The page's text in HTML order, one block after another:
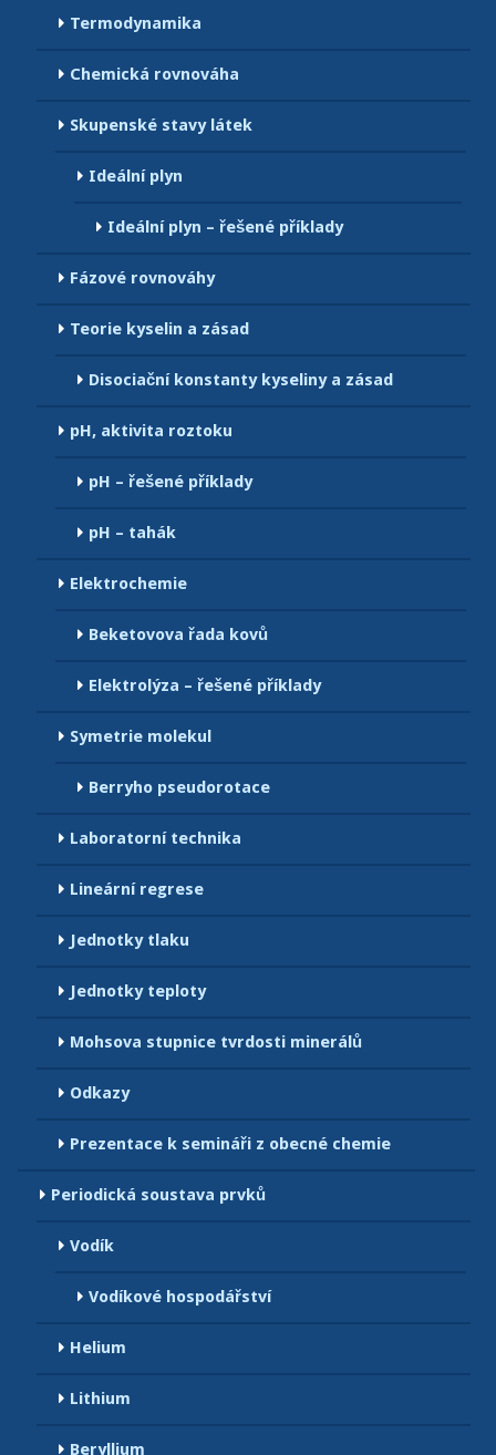
Termodynamika
Chemická rovnováha
Skupenské stavy látek
Ideální plyn
Ideální plyn – řešené příklady
Fázové rovnováhy
Teorie kyselin a zásad
Disociační konstanty kyseliny a zásad
pH, aktivita roztoku
pH – řešené příklady
pH – tahák
Elektrochemie
Beketovova řada kovů
Elektrolýza – řešené příklady
Symetrie molekul
Berryho pseudorotace
Laboratorní technika
Lineární regrese
Jednotky tlaku
Jednotky teploty
Mohsova stupnice tvrdosti minerálů
Odkazy
Prezentace k semináři z obecné chemie
Periodická soustava prvků
Vodík
Vodíkové hospodářství
Helium
Lithium
Beryllium